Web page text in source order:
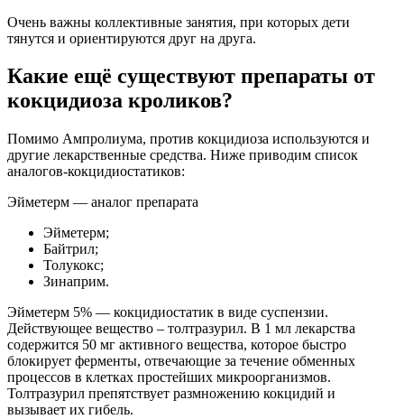
Очень важны коллективные занятия, при которых дети
тянутся и ориентируются друг на друга.
Какие ещё существуют препараты от
кокцидиоза кроликов?
Помимо Ампролиума, против кокцидиоза используются и
другие лекарственные средства. Ниже приводим список
аналогов-кокцидиостатиков:
Эйметерм — аналог препарата
Эйметерм;
Байтрил;
Толукокс;
Зинаприм.
Эйметерм 5% — кокцидиостатик в виде суспензии.
Действующее вещество – толтразурил. В 1 мл лекарства
содержится 50 мг активного вещества, которое быстро
блокирует ферменты, отвечающие за течение обменных
процессов в клетках простейших микроорганизмов.
Толтразурил препятствует размножению кокцидий и
вызывает их гибель.